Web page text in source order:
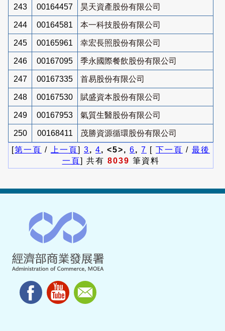
243 00164457 昊天資產股份有限公司
244 00164581 本一科技股份有限公司
245 00165961 幸宏長照股份有限公司
246 00167095 季永國際餐飲股份有限公司
247 00167335 首易股份有限公司
248 00167530 賦盛資本股份有限公司
249 00167953 氣質生醫股份有限公司
250 00168411
茂勝資源循環股份有限公司
[第一頁 / 上一頁] 3, 4, <5>, 6, 7 [ 下一頁 / 最後
一頁] 共有 8039 筆資料